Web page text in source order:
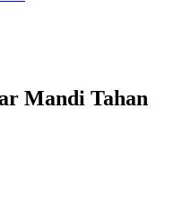
Mandi Tahan